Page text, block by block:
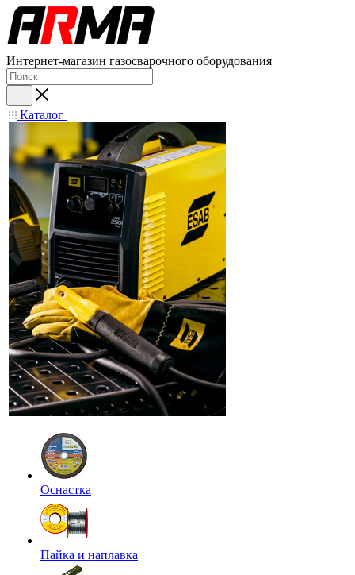
Интернет-магазин газосварочного оборудования
Каталог
Оснастка
Пайка и наплавка